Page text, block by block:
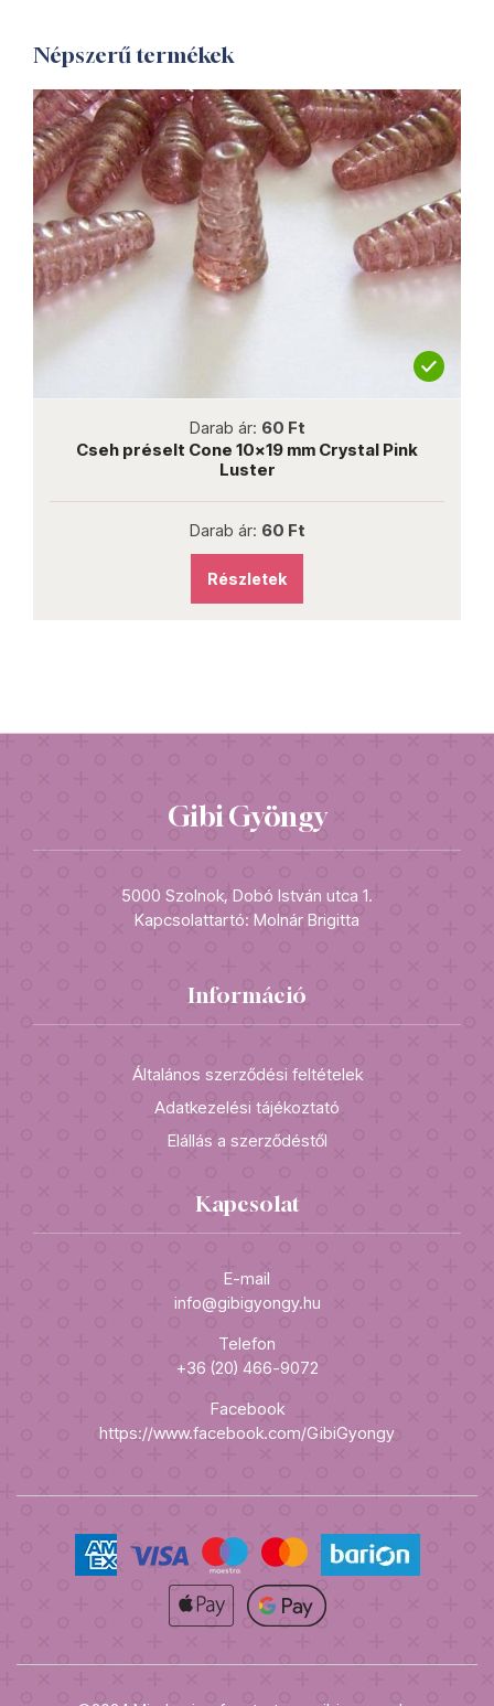
Népszerű termékek
Darab ár: 60 Ft
Cseh préselt Cone 10x19 mm Crystal Pink
Luster
Darab ár: 60 Ft
Részletek
Gibi Gyöngy
5000 Szolnok, Dobó István utca 1.
Kapcsolattartó: Molnár Brigitta
Információ
Általános szerződési feltételek
Adatkezelési tájékoztató
Elállás a szerződéstől
Kapcsolat
E-mail
info@gibigyongy.hu
Telefon
+36 (20) 466-9072
Facebook
https://www.facebook.com/GibiGyongy